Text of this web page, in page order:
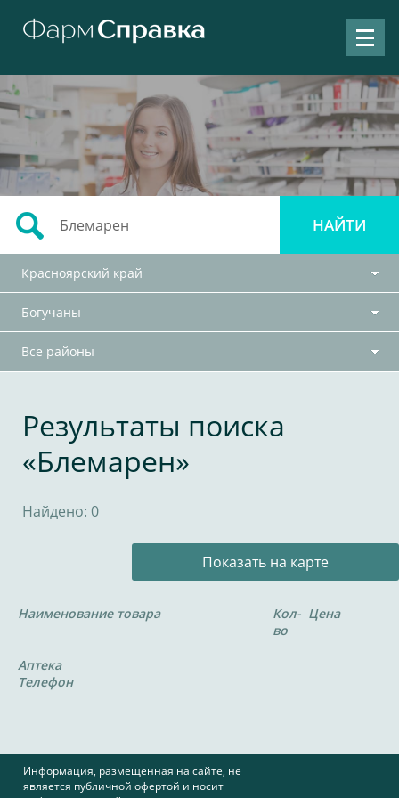
Красноярский край
Богучаны
Все районы
Результаты поиска
«Блемарен»
Найдено: 0
Показать на карте
Наименование товара
Кол-
во
Цена
Аптека
Телефон
Информация, размещенная на сайте, не
является публичной офертой и носит